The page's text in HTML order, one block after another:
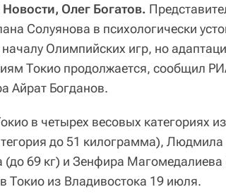
Олег Богатов.
Солуянова в психологически
Олимпийских игр, но
Токио продолжается, сообщил
Айрат Богданов.
в четырех весовых категориях
до 51 килограмма),
(до 69 кг) и Зенфира Магомедалиева
Токио из Владивостока 19 июля.